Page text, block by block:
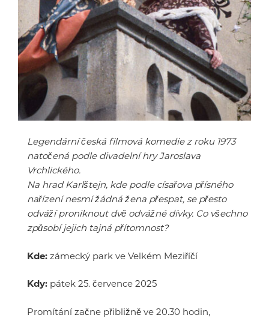
Legendární česká filmová komedie z roku 1973
natočená podle divadelní hry Jaroslava
Vrchlického.
Na hrad Karlštejn, kde podle císařova přísného
nařízení nesmí žádná žena přespat, se přesto
odváží proniknout dvě odvážné dívky. Co všechno
způsobí jejich tajná přítomnost?
Kde: zámecký park ve Velkém Meziříčí
Kdy: pátek 25. července 2025
Promítání začne přibližně ve 20.30 hodin,